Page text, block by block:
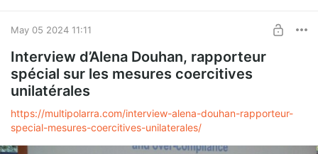
May 05 2024 11:11
Interview d’Alena Douhan, rapporteur
spécial sur les mesures coercitives
unilatérales
https://multipolarra.com/interview-alena-douhan-rapporteur-
special-mesures-coercitives-unilaterales/